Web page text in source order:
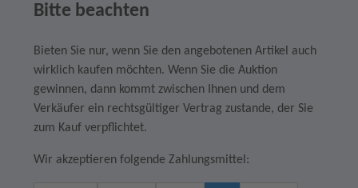
Bitte beachten
Bieten Sie nur, wenn Sie den angebotenen Artikel auch
wirklich kaufen möchten. Wenn Sie die Auktion
gewinnen, dann kommt zwischen Ihnen und dem
Verkäufer ein rechtsgültiger Vertrag zustande, der Sie
zum Kauf verpflichtet.
Wir akzeptieren folgende Zahlungsmittel: